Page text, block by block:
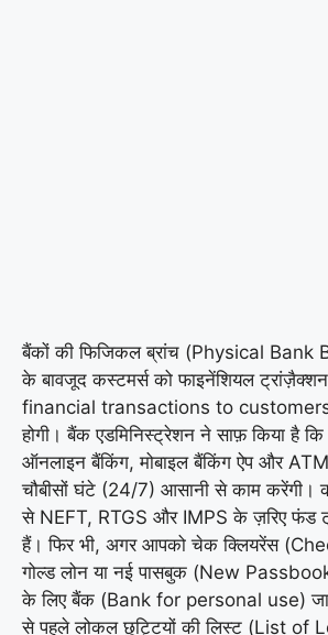
बैंकों की फिजिकल ब्रांच (Physical Bank
के बावजूद कस्टमर्स को फाइनेंशियल
financial transactions to
होगी। बैंक एडमिनिस्ट्रेशन ने साफ़ किया है कि
ऑनलाइन बैंकिंग, मोबाइल बैंकिंग ऐप और
चौबीसों घंटे (24/7) आसानी से काम करेंगी।
से NEFT, RTGS और IMPS के ज़रिए फंड
हैं। फिर भी, अगर आपको चेक क्लियरेंस
गोल्ड लोन या नई पासबुक (New
के लिए बैंक (Bank for personal use)
से पहले लोकल छुट्टियों की लिस्ट (List of